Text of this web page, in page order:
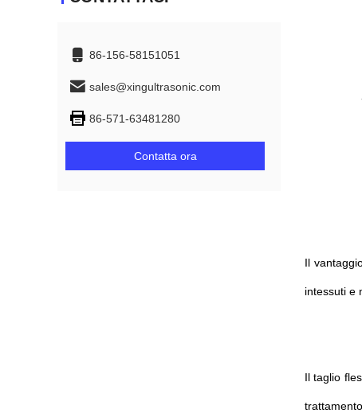
86-156-58151051
sales@xingultrasonic.com
86-571-63481280
Contatta ora
Il
intessuti e
Il taglio